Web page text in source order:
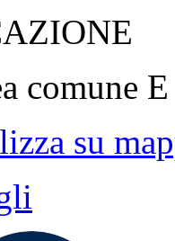
comune E
su